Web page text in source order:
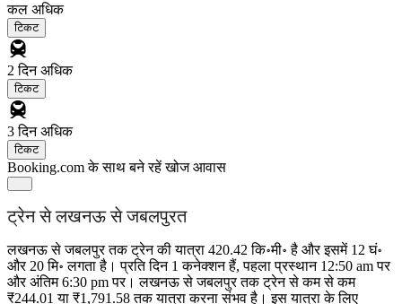
कल अधिक
टिकट
2 दिनअधिक
टिकट
3 दिनअधिक
टिकट
Booking.com के साथ बने रहें खोज आवास
ट्रेन से लखनऊ से जबलपुरत
लखनऊ से जबलपुर तक ट्रेन की यात्रा 420.42 कि॰मी॰ है और इसमें 12 घं॰
और 20 मि॰ लगता है। प्रति दिन 1 कनेक्शन हैं, पहला प्रस्थान 12:50 am पर
और अंतिम 6:30 pm पर। लखनऊ से जबलपुर तक ट्रेन से कम से कम
₹244.01 या ₹1,791.58 तक यात्रा करना संभव है। इस यात्रा के लिए